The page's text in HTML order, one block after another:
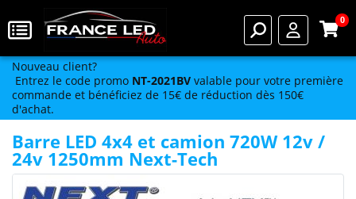
0
Nouveau client?
Entrez le code promo NT-2021BV valable pour votre première
commande et bénéficiez de 15€ de réduction dès 150€
d'achat.
Barre LED 4x4 et camion 720W 12v /
24v 1250mm Next-Tech